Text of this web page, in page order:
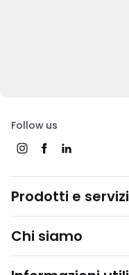
Follow us
Prodotti e servizi
Chi siamo